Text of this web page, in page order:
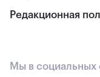
Редакционная
Мы в социальных